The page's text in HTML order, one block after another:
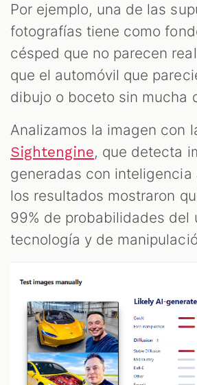
Por ejemplo, una de las
fotografías tiene como
césped que no parecen
que el automóvil que
dibujo o boceto sin mucha
Analizamos la imagen con
Sightengine, que detecta
generadas con
los resultados mostraron
99% de probabilidades del
tecnología y de